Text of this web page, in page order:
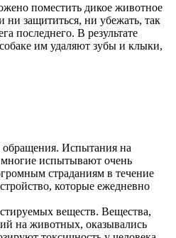
поместить дикое животное
защититься, ни убежать, так
последнего. В результате
им удаляют зубы и клыки,
обращения. Испытания на
испытывают очень
страданиям в течение
которые ежедневно
веществ. Вещества,
на животных, оказывались